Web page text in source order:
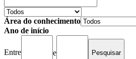
Área do conhecimento
Ano de início
Entre e